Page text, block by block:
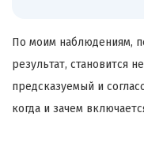
По моим наблюдениям,
результат, становится
предсказуемый и
когда и зачем